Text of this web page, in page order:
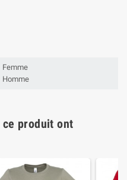
Femme
Homme
produit ont